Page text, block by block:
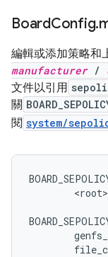
BoardConfig.
編輯或添加策略和
manufacturer/
文件以引用
關
閱 system/